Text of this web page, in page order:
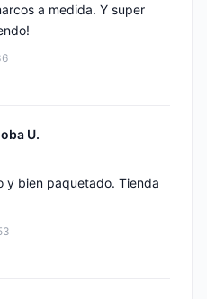
a medida. Y super
U.
y bien paquetado. Tienda